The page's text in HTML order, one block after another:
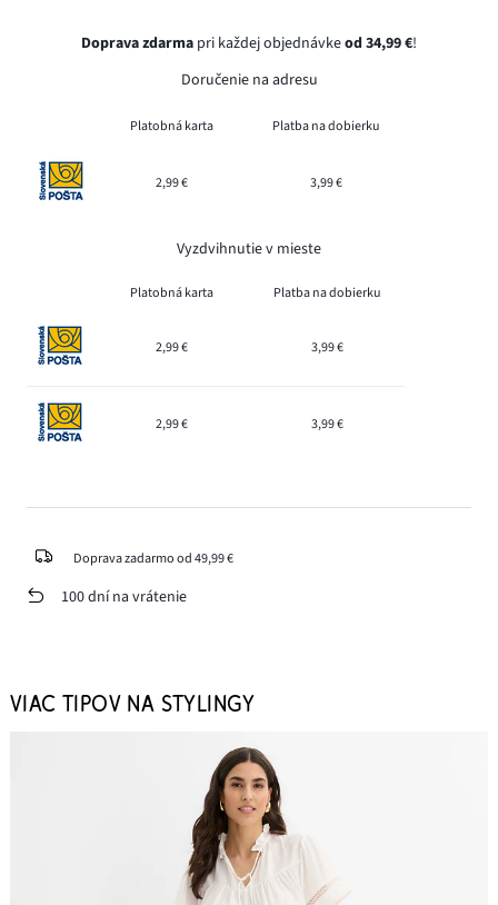
Doprava zdarma pri každej objednávkeod 34,99 €!
Doručenie na adresu
Platobná karta Platba na dobierku
2,99 € 3,99 €
Vyzdvihnutie v mieste
Platobná karta Platba na dobierku
2,99 € 3,99 €
2,99 € 3,99 €
Doprava zadarmo od 49,99 €
100 dní na vrátenie
VIAC TIPOV NA STYLINGY